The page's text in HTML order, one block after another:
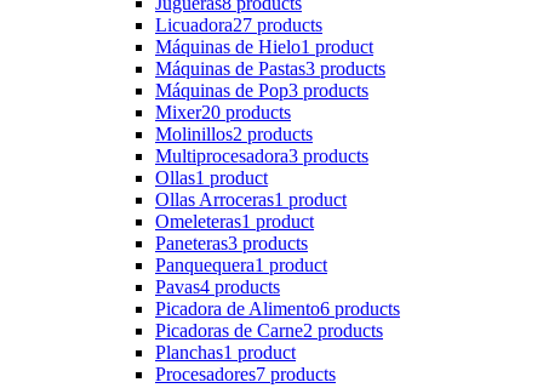
Licuadora27 products
Máquinas de Hielo1 product
Máquinas de Pastas3 products
Máquinas de Pop3 products
Mixer20 products
Molinillos2 products
Multiprocesadora3 products
Ollas1 product
Ollas Arroceras1 product
Omeleteras1 product
Paneteras3 products
Panquequera1 product
Pavas4 products
Picadora de Alimento6 products
Picadoras de Carne2 products
Planchas1 product
Procesadores7 products